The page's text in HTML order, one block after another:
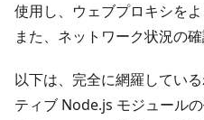
使用し、ウェブプロキシを
また、ネットワーク状況の
以下は、完全に網羅してい
ティブ Node.js モジュール